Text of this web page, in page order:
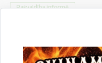
Pašvaldība informē